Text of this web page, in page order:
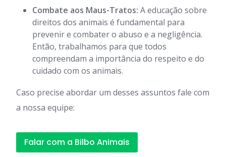
Combate aos Maus-Tratos: A educação sobre
direitos dos animais é fundamental para
prevenir e combater o abuso e a negligência.
Então, trabalhamos para que todos
compreendam a importância do respeito e do
cuidado com os animais.
Caso precise abordar um desses assuntos fale com
a nossa equipe:
Falar com a Bilbo Animais